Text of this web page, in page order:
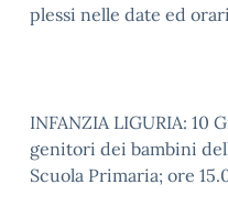
plessi nelle date ed
INFANZIA LIGURIA: 10
genitori dei bambini
Scuola Primaria; ore